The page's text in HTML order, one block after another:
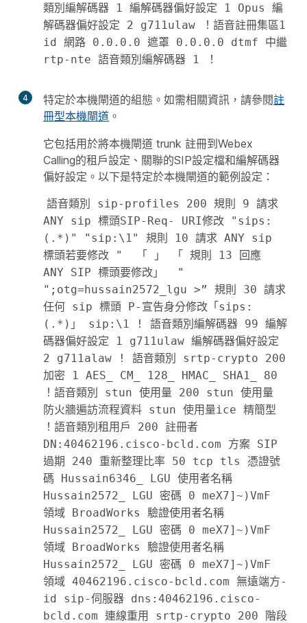
類別編解碼器 1 編解碼器偏好設定 1 Opus 編
解碼器偏好設定 2 g711ulaw ！語音註冊集區1
id 網路 0.0.0.0 遮罩 0.0.0.0 dtmf 中繼
rtp-nte 語音類別編解碼器 1 ！
4 特定於本機閘道的組態。如需相關資訊，請參閱註
冊型本機閘道 。
它包括用於將本機閘道 trunk 註冊到Webex
Calling的租戶設定、關聯的SIP設定檔和編解碼器
偏好設定。以下是特定於本機閘道的範例設定：
語音類別 sip-profiles 200 規則 9 請求
ANY sip 標頭SIP-Req- URI修改 "sips:
(.*)" "sip:\1" 規則 10 請求 ANY sip
標頭若要修改 "  「 」 「 規則 13 回應
ANY SIP 標頭要修改」  "
";otg=hussain2572_lgu >” 規則 30 請求
任何 sip 標頭 P-宣告身分修改「sips:
(.*)」 sip:\1 ! 語音類別編解碼器 99 編解
碼器偏好設定 1 g711ulaw 編解碼器偏好設定
2 g711alaw ! 語音類別 srtp-crypto 200
加密 1 AES_ CM_ 128_ HMAC_ SHA1_ 80
！語音類別 stun 使用量 200 stun 使用量
防火牆遍訪流程資料 stun 使用量ice 精簡型
！語音類別租用戶 200 註冊者
DN:40462196.cisco-bcld.com 方案 SIP
過期 240 重新整理比率 50 tcp tls 憑證號
碼 Hussain6346_ LGU 使用者名稱
Hussain2572_ LGU 密碼 0 meX7]~)VmF
領域 BroadWorks 驗證使用者名稱
Hussain2572_ LGU 密碼 0 meX7]~)VmF
領域 BroadWorks 驗證使用者名稱
Hussain2572_ LGU 密碼 0 meX7]~)VmF
領域 40462196.cisco-bcld.com 無遠端方-
id sip-伺服器 dns:40462196.cisco-
bcld.com 連線重用 srtp-crypto 200 階段